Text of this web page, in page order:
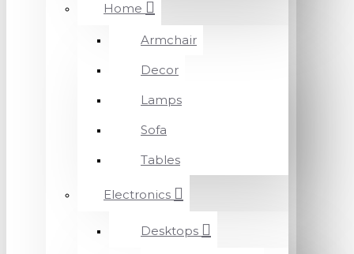
Home
Armchair
Decor
Lamps
Sofa
Tables
Electronics
Desktops